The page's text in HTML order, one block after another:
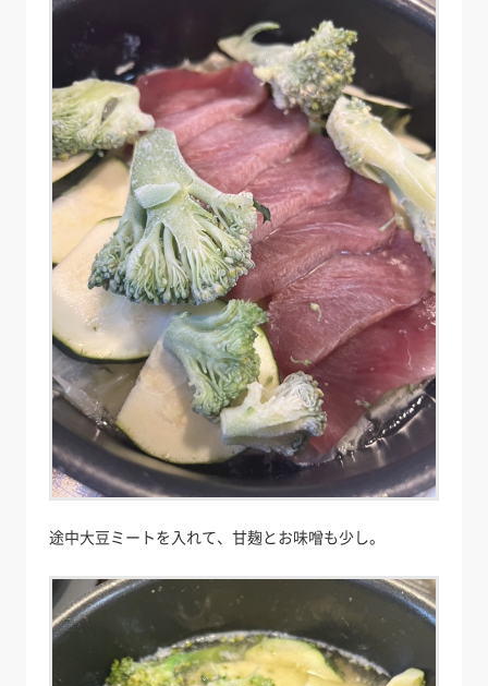
途中大豆ミートを入れて、甘麹とお味噌も少し。